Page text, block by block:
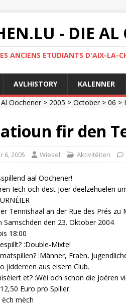
- DIE AL
ANCIENS ETUDIANTS D'AIX-LA-
AVLHISTORY KALENNER
Oochener> 2005 > October> 06 >
fir den
6, 2005 Wiesel Aktivitéiten
aal Oochener!
Iech och dest Joër deelzehuelen
Tennishaal an der Rue des Prés
Samschden den 23. Oktober 2004
18:00
:Double-Mixte!
:Männer, Fraën,
jiddereen aus eisem Club.
et? :Wéi och schon die Joëren
Euro pro Spiller.
mëch